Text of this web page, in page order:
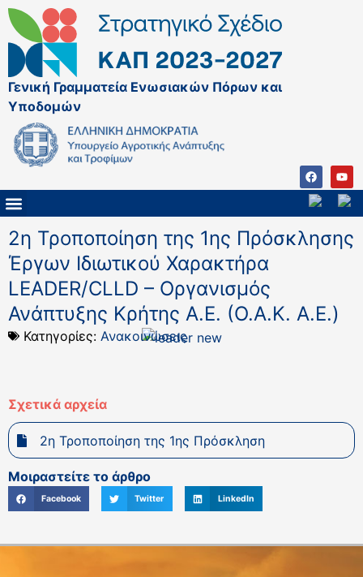
Γενική Γραμματεία Ενωσιακών Πόρων και
Υποδομών
2η Τροποποίηση της 1ης Πρόσκλησης
Έργων Ιδιωτικού Χαρακτήρα
LEADER/CLLD – Οργανισμός
Ανάπτυξης Κρήτης Α.Ε. (Ο.Α.Κ. Α.Ε.)
Κατηγορίες: Ανακοινώσεις
Σχετικά αρχεία
2η Τροποποίηση της 1ης Πρόσκληση
Μοιραστείτε το άρθρο
Facebook Twitter LinkedIn